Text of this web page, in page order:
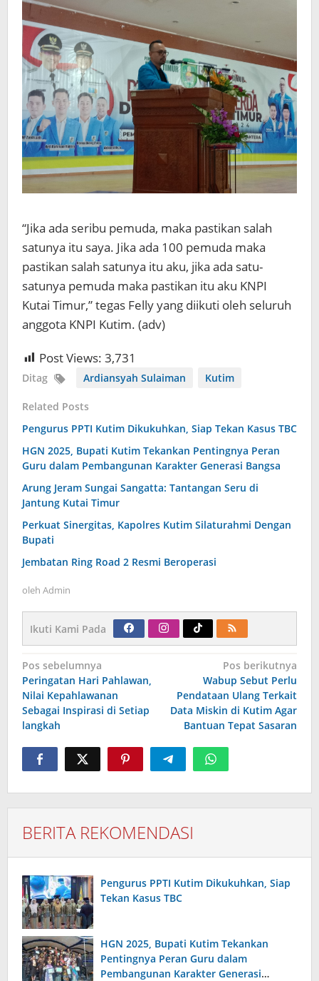
“Jika ada seribu pemuda, maka pastikan salah
satunya itu saya. Jika ada 100 pemuda maka
pastikan salah satunya itu aku, jika ada satu-
satunya pemuda maka pastikan itu aku KNPI
Kutai Timur,” tegas Felly yang diikuti oleh seluruh
anggota KNPI Kutim. (adv)
Post Views: 3,731
Ditag Ardiansyah Sulaiman Kutim
Related Posts
Pengurus PPTI Kutim Dikukuhkan, Siap Tekan Kasus TBC
HGN 2025, Bupati Kutim Tekankan Pentingnya Peran
Guru dalam Pembangunan Karakter Generasi Bangsa
Arung Jeram Sungai Sangatta: Tantangan Seru di
Jantung Kutai Timur
Perkuat Sinergitas, Kapolres Kutim Silaturahmi Dengan
Bupati
Jembatan Ring Road 2 Resmi Beroperasi
oleh Admin
Ikuti Kami Pada
Navigasi
pos
Pos sebelumnya
Peringatan Hari Pahlawan,
Nilai Kepahlawanan
Sebagai Inspirasi di Setiap
langkah
Pos berikutnya
Wabup Sebut Perlu
Pendataan Ulang Terkait
Data Miskin di Kutim Agar
Bantuan Tepat Sasaran
BERITA REKOMENDASI
Pengurus PPTI Kutim Dikukuhkan, Siap
Tekan Kasus TBC
HGN 2025, Bupati Kutim Tekankan
Pentingnya Peran Guru dalam
Pembangunan Karakter Generasi